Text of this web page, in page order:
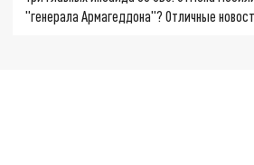
"генерала Армагеддона"? Отличные